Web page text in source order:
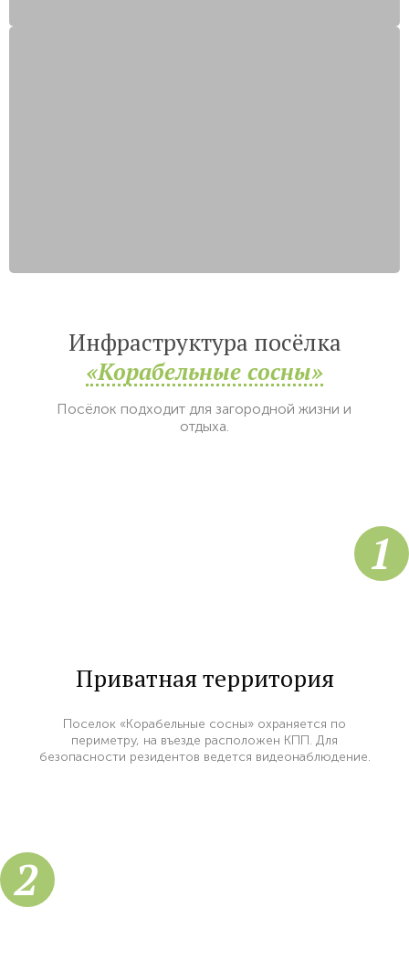
Инфраструктура посёлка
«Корабельные сосны»
Посёлок подходит для загородной жизни и
отдыха.
1
Приватная территория
Поселок «Корабельные сосны» охраняется по
периметру, на въезде расположен КПП. Для
безопасности резидентов ведется видеонаблюдение.
2